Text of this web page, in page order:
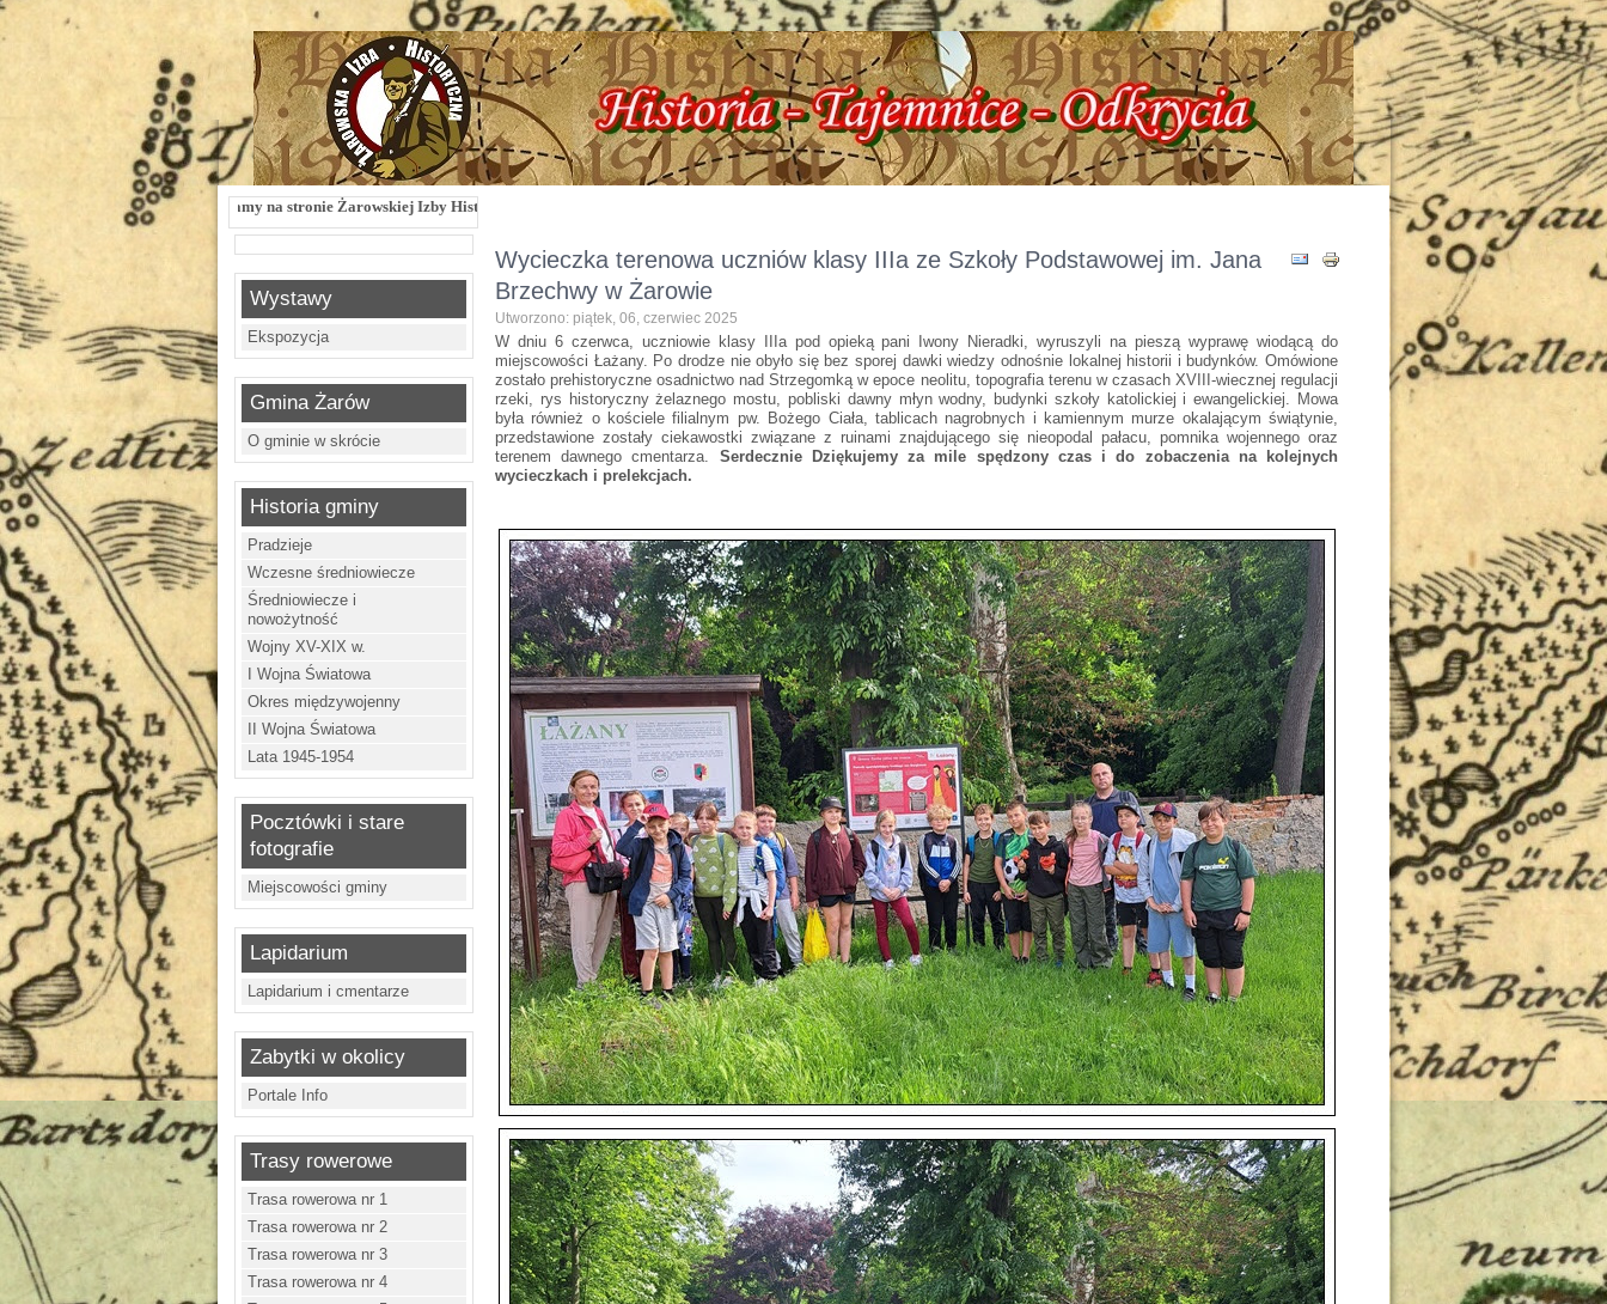
Witamy na stronie Żarowskiej Izby Historycznej !!! Żarowska Izba Historyczna, ul. Dworcowa 3 !!! e-mail: izbazarow@wp.pl, tel. 537-481-116 !!! Historia - Tajemnice - Odkrycia !!!
Wystawy
Ekspozycja
Gmina Żarów
O gminie w skrócie
Historia gminy
Pradzieje
Wczesne średniowiecze
Średniowiecze i
nowożytność
Wojny XV-XIX w.
I Wojna Światowa
Okres międzywojenny
II Wojna Światowa
Lata 1945-1954
Pocztówki i stare
fotografie
Miejscowości gminy
Lapidarium
Lapidarium i cmentarze
Zabytki w okolicy
Portale Info
Trasy rowerowe
Trasa rowerowa nr 1
Trasa rowerowa nr 2
Trasa rowerowa nr 3
Trasa rowerowa nr 4
Wycieczka terenowa uczniów klasy IIIa ze Szkoły Podstawowej im. Jana
Brzechwy w Żarowie
Utworzono: piątek, 06, czerwiec 2025
W dniu 6 czerwca, uczniowie klasy IIIa pod opieką pani Iwony Nieradki, wyruszyli na pieszą wyprawę wiodącą do
miejscowości Łażany. Po drodze nie obyło się bez sporej dawki wiedzy odnośnie lokalnej historii i budynków. Omówione
zostało prehistoryczne osadnictwo nad Strzegomką w epoce neolitu, topografia terenu w czasach XVIII-wiecznej regulacji
rzeki, rys historyczny żelaznego mostu, pobliski dawny młyn wodny, budynki szkoły katolickiej i ewangelickiej. Mowa
była również o kościele filialnym pw. Bożego Ciała, tablicach nagrobnych i kamiennym murze okalającym świątynie,
przedstawione zostały ciekawostki związane z ruinami znajdującego się nieopodal pałacu, pomnika wojennego oraz
terenem dawnego cmentarza. Serdecznie Dziękujemy za mile spędzony czas i do zobaczenia na kolejnych
wycieczkach i prelekcjach.